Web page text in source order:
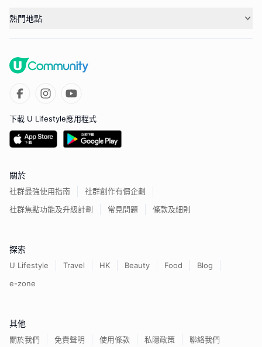
熱門地點
下載 U Lifestyle應用程式
關於
社群最強使用指南
社群創作有價企劃
社群焦點功能及升級計劃
常見問題 條款及細則
探索
U Lifestyle Travel HK Beauty Food
Blog
e-zone
其他
關於我們 免責聲明 使用條款 私隱政策 聯絡我們